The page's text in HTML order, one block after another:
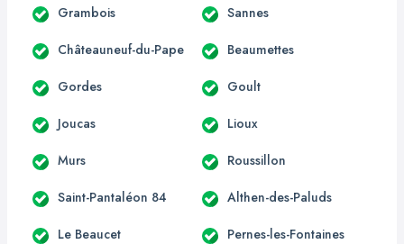
Grambois Sannes
Châteauneuf-du-Pape Beaumettes
Gordes Goult
Joucas Lioux
Murs Roussillon
Saint-Pantaléon 84 Althen-des-Paluds
Le Beaucet Pernes-les-Fontaines